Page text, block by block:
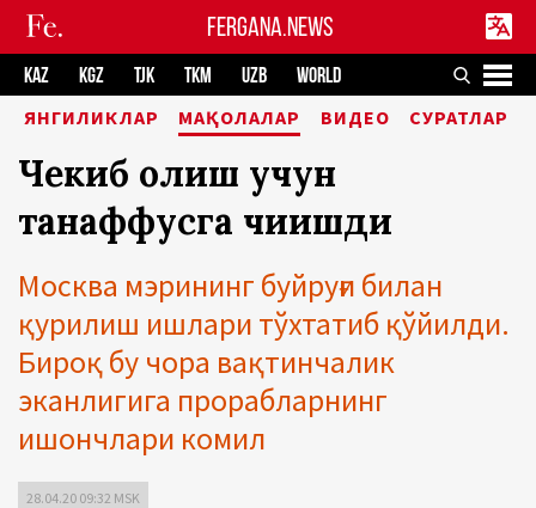
FERGANA.NEWS
KAZ KGZ TJK TKM UZB WORLD
ЯНГИЛИКЛАР МАҚОЛАЛАР ВИДЕО СУРАТЛАР
Чекиб олиш учун
танаффусга чиқишди
Москва мэрининг буйруғи билан
қурилиш ишлари тўхтатиб қўйилди.
Бироқ бу чора вақтинчалик
эканлигига прорабларнинг
ишончлари комил
28.04.20 09:32 MSK